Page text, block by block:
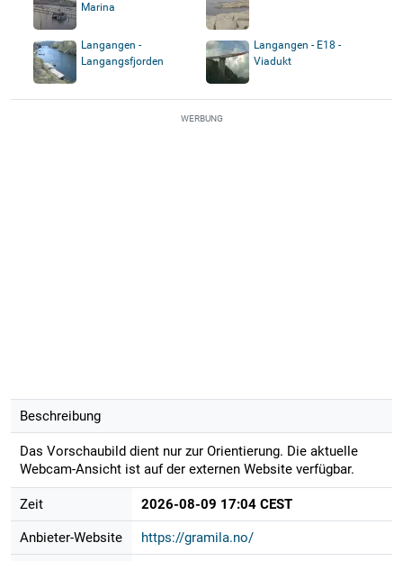
Marina
Langangen -
Langangsfjorden
Langangen - E18 -
Viadukt
WERBUNG
Beschreibung
Das Vorschaubild dient nur zur Orientierung. Die aktuelle
Webcam-Ansicht ist auf der externen Website verfügbar.
Zeit 2026-08-09 17:04 CEST
Anbieter-Website https://gramila.no/